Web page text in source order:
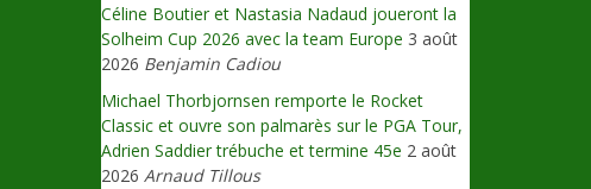
Céline Boutier et Nastasia Nadaud joueront la
Solheim Cup 2026 avec la team Europe 3 août
2026 Benjamin Cadiou
Michael Thorbjornsen remporte le Rocket
Classic et ouvre son palmarès sur le PGA Tour,
Adrien Saddier trébuche et termine 45e 2 août
2026 Arnaud Tillous